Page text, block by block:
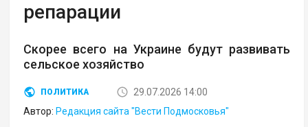
репарации
Скорее всего на Украине будут развивать
сельское хозяйство
ПОЛИТИКА
29.07.2026 14:00
Автор: Редакция сайта "Вести Подмосковья"